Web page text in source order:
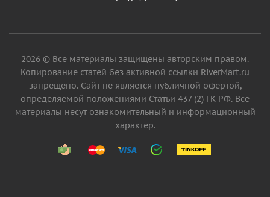
2026 © Все материалы защищены авторским правом.
Копирование статей без активной ссылки RiverMart.ru
запрещено. Сайт не является публичной офертой,
определяемой положениями Статьи 437 (2) ГК РФ. Все
материалы несут ознакомительный и информационный
характер.